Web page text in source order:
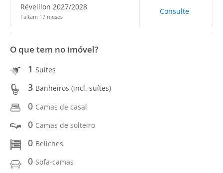
Réveillon 2027/2028
Faltam 17 meses
Consulte
O que tem no imóvel?
1 Suítes
3 Banheiros (incl. suítes)
0 Camas de casal
0 Camas de solteiro
0 Beliches
0 Sofa-camas